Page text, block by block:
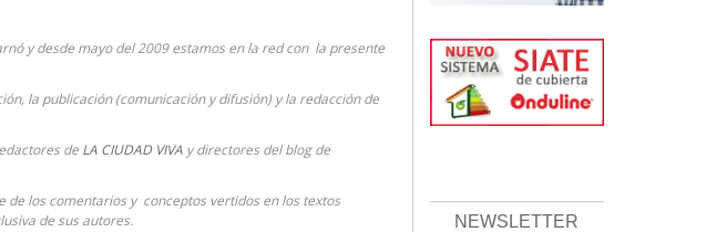
y desde mayo del 2009 estamos en la red con la presente
la publicación (comunicación y difusión) y la redacción de
de LA CIUDAD VIVA y directores del blog de
de los comentarios y conceptos vertidos en los textos
de sus autores.
NEWSLETTER